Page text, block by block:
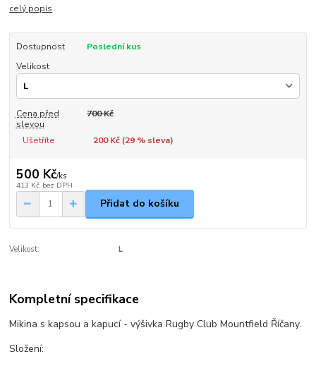
celý popis
Dostupnost
Poslední kus
Velikost
Cena před
slevou
700 Kč
Ušetříte 200 Kč (29% sleva)
500 Kč/ks
413 Kč bez DPH
Přidat do košíku
Velikost: L
Kompletní specifikace
Mikina s kapsou a kapucí - výšivka Rugby Club Mountfield Říčany.
Složení: